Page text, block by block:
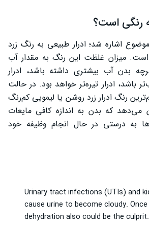
رنگی است؟
اشاره شد؛ ادرار طبیعی به رنگ زرد
است. میزان غلظت این رنگ به مقدار آب
بدن آب بیشتری داشته باشد، ادرار
باشد، ادرار تیره‌تر خواهد بود. در حالت
رنگ ادرار زرد روشن یا لیمویی کم‌رنگ
که بدن به اندازه کافی مایعات
به درستی در حال انجام وظیفه خود
Urinary tract infections (UTIs) and
cause urine to become cloudy. Once
dehydration also could be the culprit.